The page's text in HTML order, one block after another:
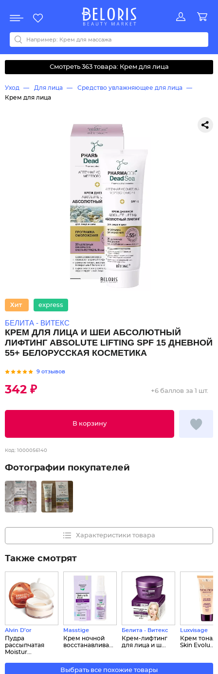
Акции
Все бренды
0-9ABCDEFGHIJKLMNOPQRSTUVWYZАБВДЗИМОКЛНПРСТУФ
Смотреть 363 товара: Крем для лица
Уход Для лица
Средство увлажняющее для лица
Крем для лица
express
БЕЛИТА - ВИТЕКС
КРЕМ ДЛЯ ЛИЦА И ШЕИ АБСОЛЮТНЫЙ
ЛИФТИНГ ABSOLUTE LIFTING SPF 15 ДНЕВНОЙ
55+ БЕЛОРУССКАЯ КОСМЕТИКА
9 отзывов
342 ₽
В корзину
+6 баллов за 1 шт.
Код: 1000056140
Фотографии покупателей
Характеристики товара
Также смотрят
Alvin D’or
Пудра
рассыпчатая
Moistur...
Masstige
Крем ночной
восстанавлива...
Белита - Витекс
Крем-лифтинг
для лица и ш...
Luxvisage
Крем
Skin Evolu...
Выбрать все похожие товары